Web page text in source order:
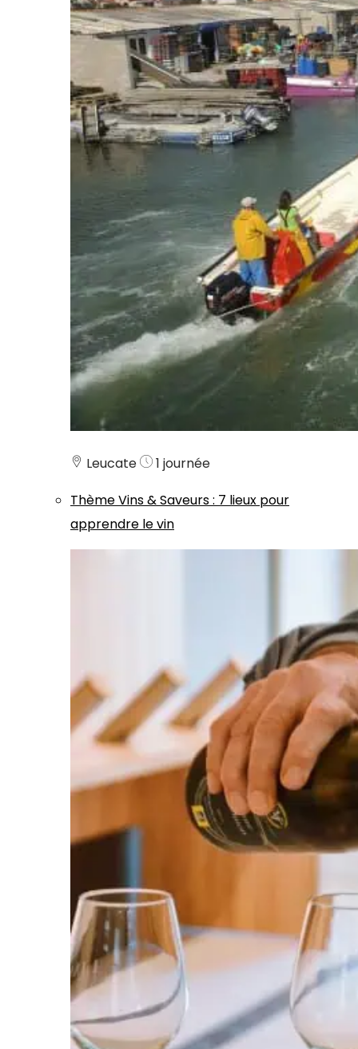
Leucate
1 journée
ThèmeVins & Saveurs: 7 lieux pour
apprendre le vin